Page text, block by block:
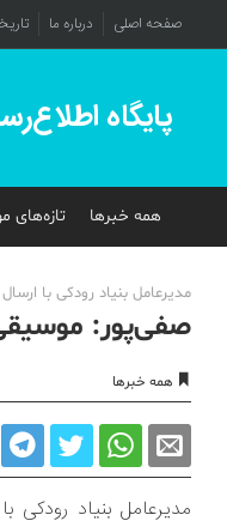
صفحه اصلی درباره ما
پایگاه
همه خبرها تازه‌های
مدیرعامل بنیاد رودکی با
صفی‌پور:
همه خبرها
مدیرعامل بنیاد رودکی